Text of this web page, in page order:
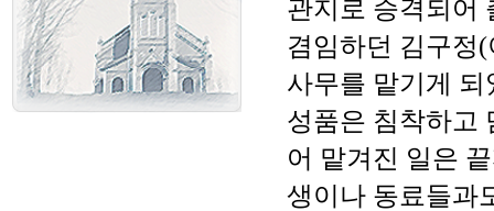
관지로 승격되어
겸임하던 김구정
사무를 맡기게
성품은 침착하고
어 맡겨진 일은
생이나 동료들과